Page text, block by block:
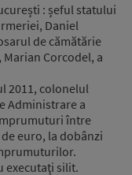
: șeful statului
Daniel
de cămătărie
Marian Corcodel, a
2011, colonelul
Administrare a
între
euro, la dobânzi
executaţi silit.